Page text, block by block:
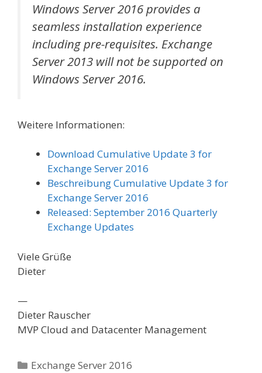
Windows Server 2016 provides a
seamless installation experience
including pre-requisites. Exchange
Server 2013 will not be supported on
Windows Server 2016.
Weitere Informationen:
Download Cumulative Update 3 for
Exchange Server 2016
Beschreibung Cumulative Update 3 for
Exchange Server 2016
Released: September 2016 Quarterly
Exchange Updates
Viele Grüße
Dieter
—
Dieter Rauscher
MVP Cloud and Datacenter Management
Categories
Exchange Server 2016